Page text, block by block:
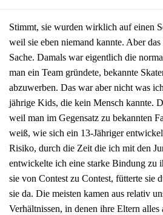
Stimmt, sie wurden wirklich auf einen
weil sie eben niemand kannte. Aber
Sache. Damals war eigentlich die
man ein Team gründete, bekannte
abzuwerben. Das war aber nicht was
jährige Kids, die kein Mensch kannte.
weil man im Gegensatz zu bekannten
weiß, wie sich ein 13-Jähriger
Risiko, durch die Zeit die ich mit den
entwickelte ich eine starke Bindung zu
sie von Contest zu Contest, fütterte sie
sie da. Die meisten kamen aus relativ
Verhältnissen, in denen ihre Eltern alles